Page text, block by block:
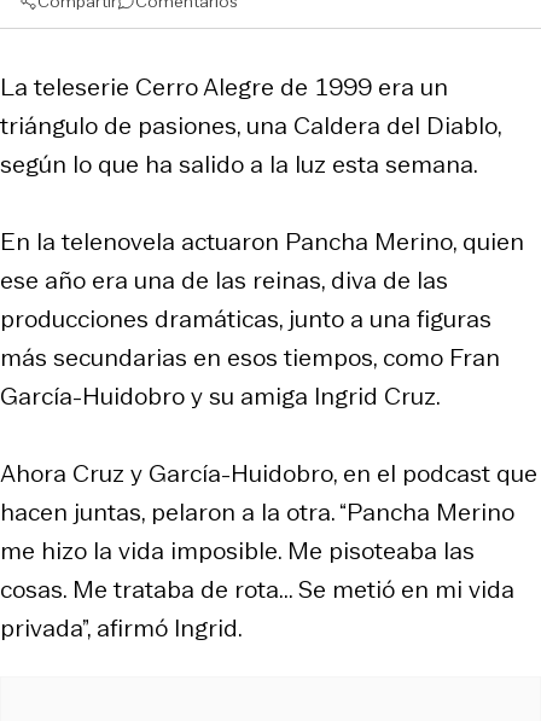
La teleserie Cerro Alegre de 1999 era un
triángulo de pasiones, una Caldera del Diablo,
según lo que ha salido a la luz esta semana.
En la telenovela actuaron Pancha Merino, quien
ese año era una de las reinas, diva de las
producciones dramáticas, junto a una figuras
más secundarias en esos tiempos, como Fran
García-Huidobro y su amiga Ingrid Cruz.
Ahora Cruz y García-Huidobro, en el podcast que
hacen juntas, pelaron a la otra. “Pancha Merino
me hizo la vida imposible. Me pisoteaba las
cosas. Me trataba de rota... Se metió en mi vida
privada”, afirmó Ingrid.